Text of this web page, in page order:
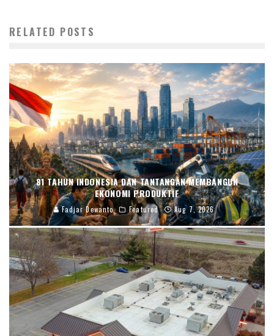
RELATED POSTS
81 TAHUN INDONESIA DAN TANTANGAN MEMBANGUN
EKONOMI PRODUKTIF
Fadjar Dewanto Featured Aug 7, 2026